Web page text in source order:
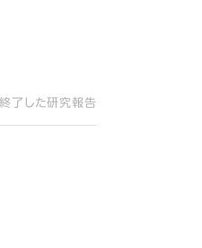
了した研究報告